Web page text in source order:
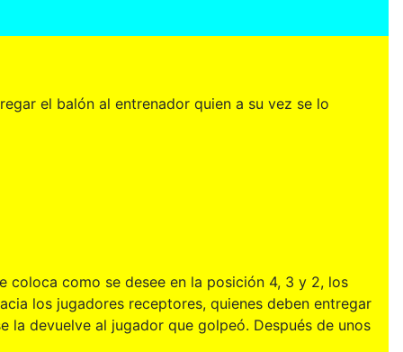
el balón al entrenador quien a su vez se lo
coloca como se desee en la posición 4, 3 y 2, los
los jugadores receptores, quienes deben entregar
la devuelve al jugador que golpeó. Después de unos